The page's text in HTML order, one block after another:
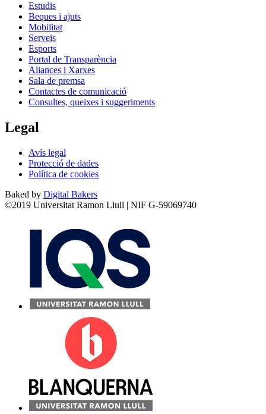
Estudis
Beques i ajuts
Mobilitat
Serveis
Esports
Portal de Transparència
Aliances i Xarxes
Sala de premsa
Contactes de comunicació
Consultes, queixes i suggeriments
Legal
Avís legal
Protecció de dades
Política de cookies
Baked by Digital Bakers
©2019 Universitat Ramon Llull | NIF G-59069740